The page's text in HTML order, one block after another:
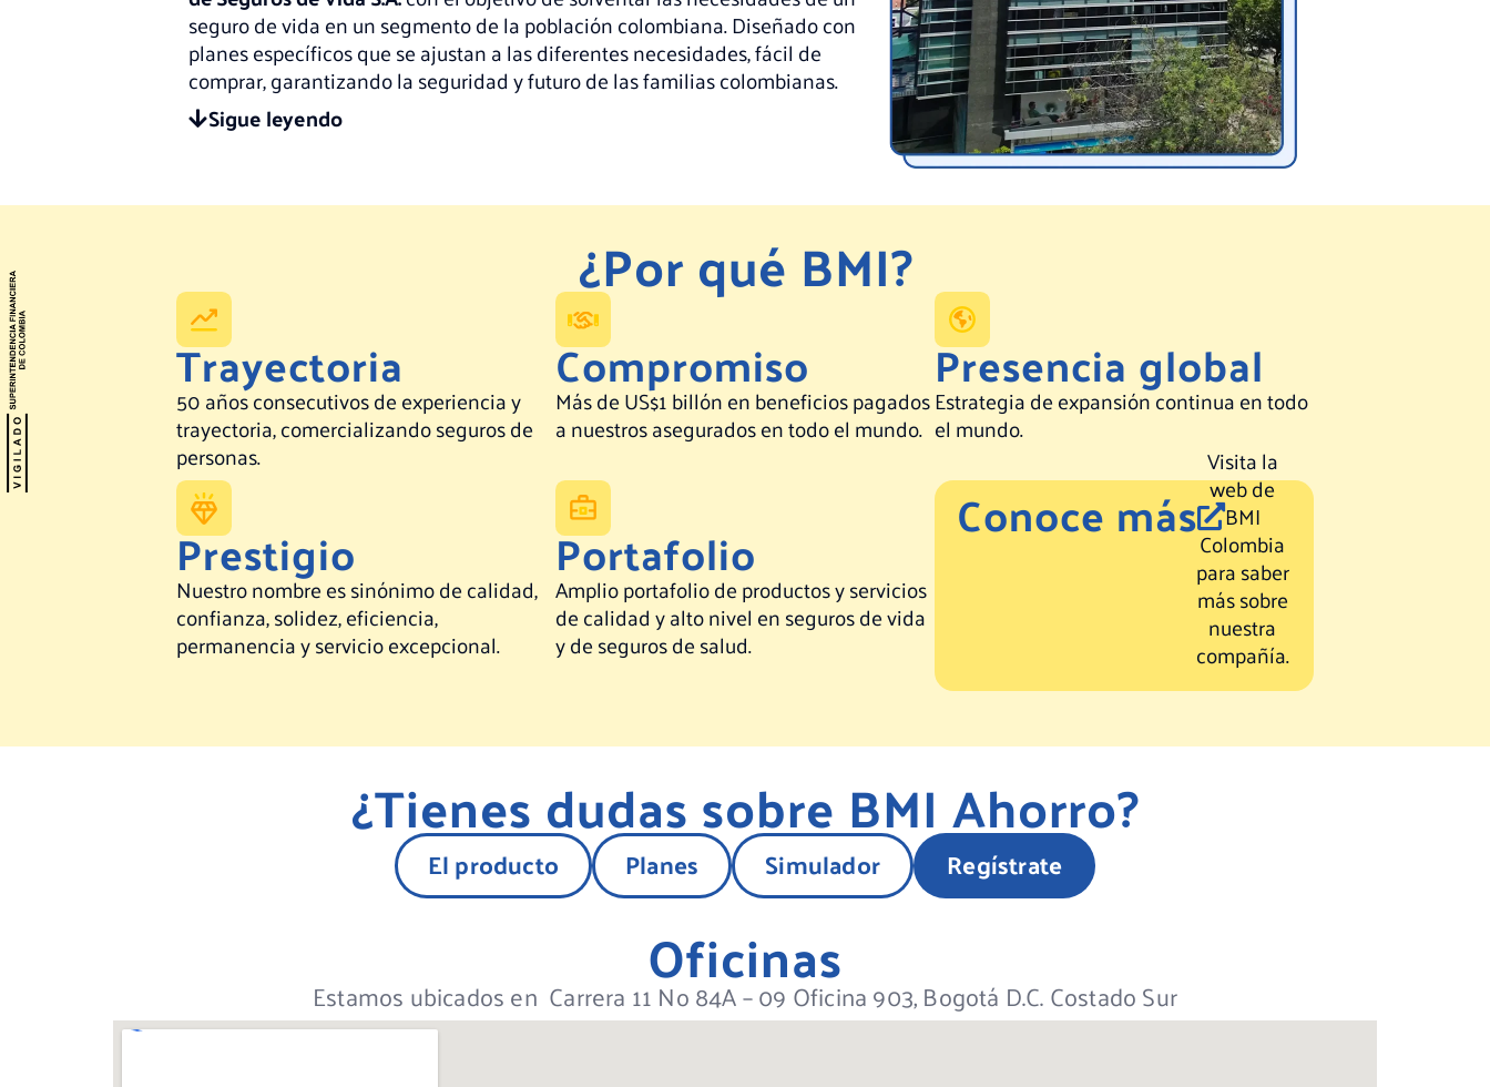
seguro de vida en un segmento de la población colombiana. Diseñado con
planes específicos que se ajustan a las diferentes necesidades, fácil de
comprar, garantizando la seguridad y futuro de las familias colombianas.
Sigue leyendo
¿Por qué BMI?
Trayectoria
50 años consecutivos de experiencia y
trayectoria, comercializando seguros de
personas.
Compromiso
Más de US$1 billón en beneficios pagados
a nuestros asegurados en todo el mundo.
Presencia global
Estrategia de expansión continua en todo
el mundo.
Prestigio
Nuestro nombre es sinónimo de calidad,
confianza, solidez, eficiencia,
permanencia y servicio excepcional.
Portafolio
Amplio portafolio de productos y servicios
de calidad y alto nivel en seguros de vida
y de seguros de salud.
Conoce más
Visita la
web de
BMI
Colombia
para saber
más sobre
nuestra
compañía.
¿Tienes dudas sobre BMI Ahorro?
El producto Planes Simulador Regístrate
Oficinas
Estamos ubicados en Carrera 11 No 84A – 09 Oficina 903, Bogotá D.C. Costado Sur